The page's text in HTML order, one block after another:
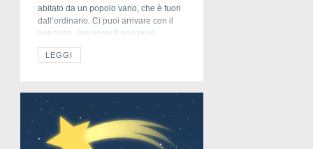
abitato da un popolo vario, che è fuori
dall’ordinario. Ci puoi arrivare con il
pensiero , ma esser lì non puoi
davvero e nessuno finora può esserci
stato , perchè si tratta di un mondo
LEGGI